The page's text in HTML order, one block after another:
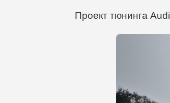
Проект тюнинга